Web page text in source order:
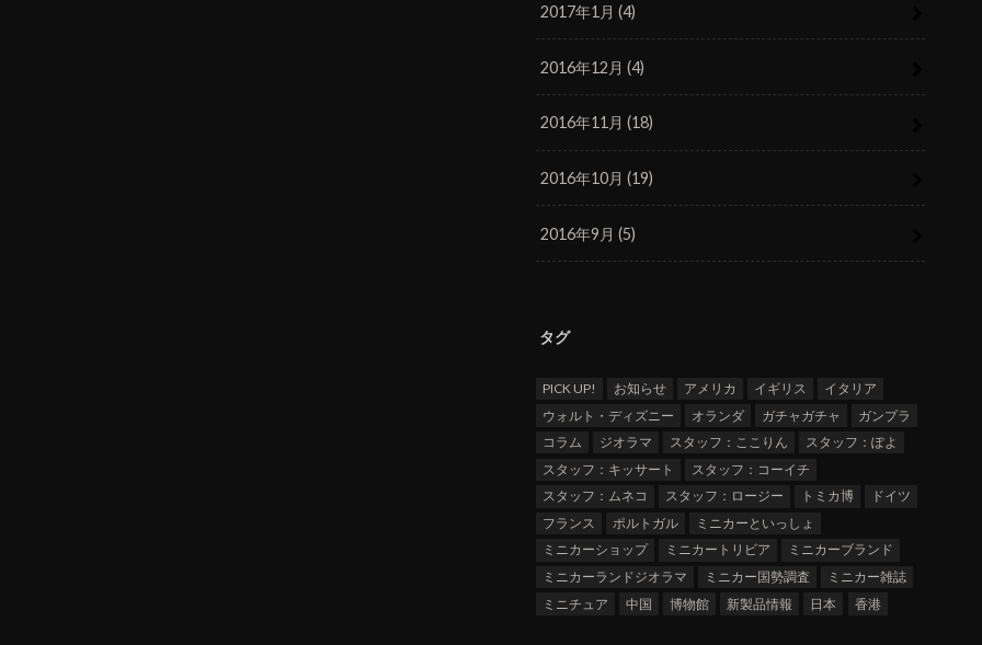
2017年1月 (4)
2016年12月 (4)
2016年11月 (18)
2016年10月 (19)
2016年9月 (5)
タグ
PICK UP! お知らせ アメリカ イギリス
イタリア
ウォルト・ディズニー
オランダ ガチャガチャ
ガンプラ
コラム
ジオラマ スタッフ：ここりん
スタッフ：ぽよ
スタッフ：キッサート
スタッフ：コーイチ
スタッフ：ムネコ
スタッフ：ロージー トミカ博
ドイツ
フランス
ポルトガル
ミニカーといっしょ
ミニカーショップ
ミニカートリビア
ミニカーブランド
ミニカーランドジオラマ
ミニカー国勢調査
ミニカー雑誌
ミニチュア
中国 博物館 新製品情報 日本 香港